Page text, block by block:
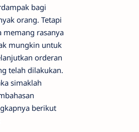
bagi
orang. Tetapi
memang rasanya
mungkin untuk
orderan
telah dilakukan.
simaklah
berikut